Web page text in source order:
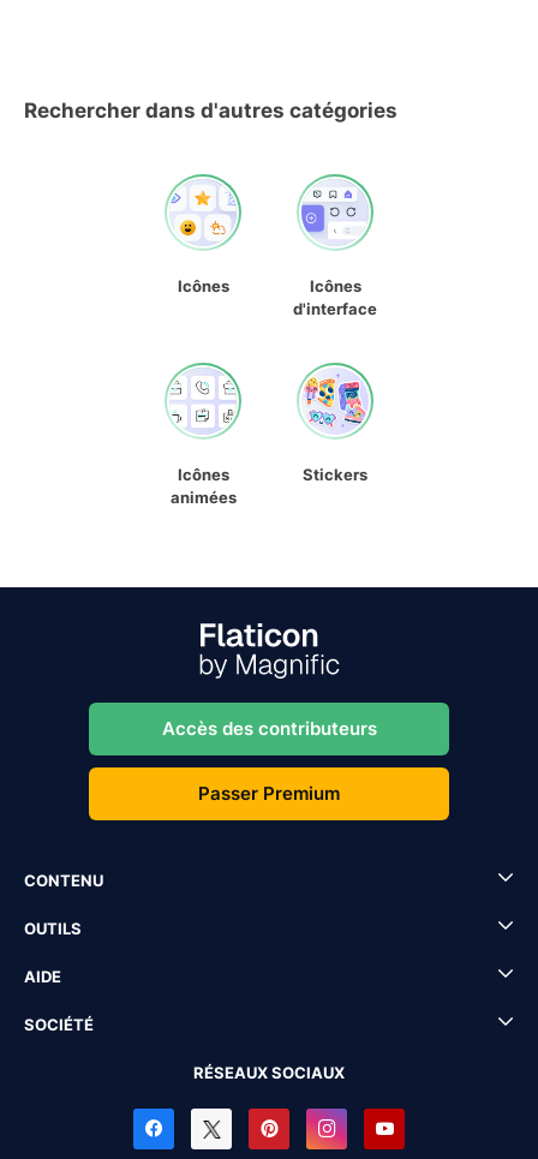
Rechercher dans d'autres catégories
Icônes
Icônes
d'interface
Icônes
animées
Stickers
Accès des contributeurs
Passer Premium
CONTENU
OUTILS
AIDE
SOCIÉTÉ
RÉSEAUX SOCIAUX